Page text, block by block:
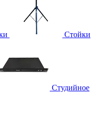
Стойки
Студийное